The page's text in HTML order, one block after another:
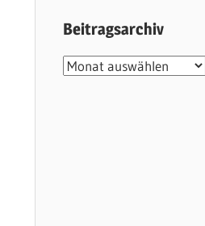
Beitragsarchiv
Beitragsarchiv